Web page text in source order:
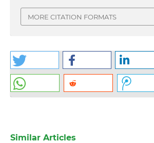
MORE CITATION FORMATS
Similar Articles